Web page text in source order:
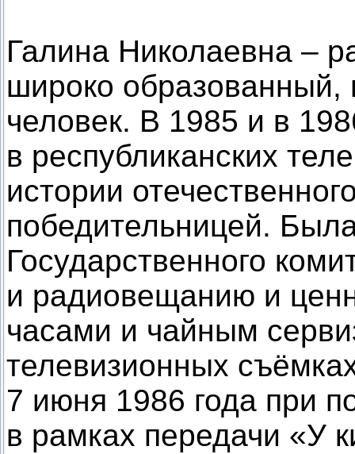
Галина Николаевна –
широко
человек. В 1985 и в
в республиканских
истории
победительницей.
Государственного
и радиовещанию и
часами и чайным
телевизионных
7 июня 1986 года при
в рамках передачи «У